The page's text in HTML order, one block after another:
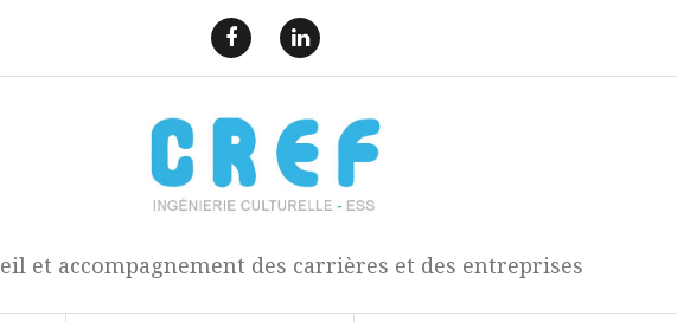
a
c
b
o
k
i
k
e
d
I
n
et accompagnement des carrières et des entreprises